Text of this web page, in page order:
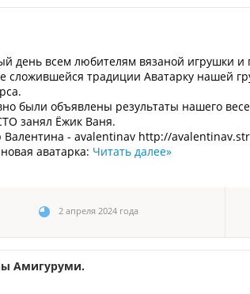
день всем любителям вязаной игрушки и
сложившейся традиции Аватарку нашей
были объявлены результаты нашего
занял Ёжик Ваня.
Валентина - avalentinav http://
аватарка: Читать далее»
2 апреля 2024 года
Амигуруми.